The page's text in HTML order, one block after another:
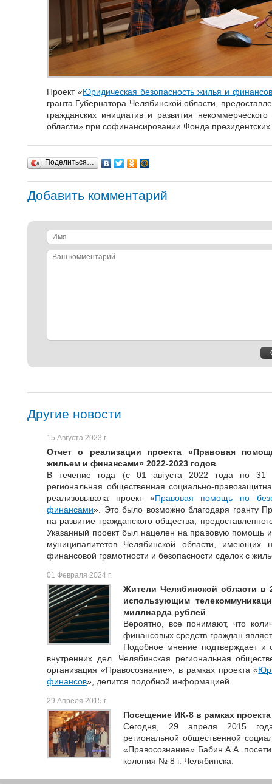
Проект «Юридическая безопасность жилья и финансов
гранта Губернатора Челябинской области,
гражданских инициатив и развития
области» при софинансировании Фонда президентских
Поделиться…
Добавить комментарий
Имя
Ваш
Другие новости
15 Августа 2023 г.
Отчет о реализации проекта «Правовая
жильем и финансами» 2022-2023 годов
В течение года (с 01 августа 2022 года по 31
региональная общественная социально-
реализовывала проект «Правовая помощь по
финансами». Это было возможно благодаря гранту
на развитие гражданского общества,
Указанный проект был нацелен на правовую помощь
муниципалитетов Челябинской области,
финансовой грамотности и безопасности сделок с
01 Февраля 2024 г.
Жители Челябинской области в
использующим
миллиарда рублей
Вероятно, все понимают, что
финансовых средств граждан
Подобное мнение подтверждает и
внутренних дел. Челябинская региональная
организация «Правосознание», в рамках проекта «
финансов», делится подобной информацией.
29 Апреля 2015 г.
Посещение ИК-8 в рамках проекта
Сегодня, 29 апреля 2015
региональной общественной
«Правосознание» Бабин А.А.
колония № 8 г. Челябинска.